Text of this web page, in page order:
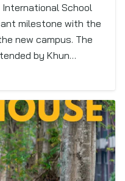
International School
milestone with the
new campus. The
by Khun…